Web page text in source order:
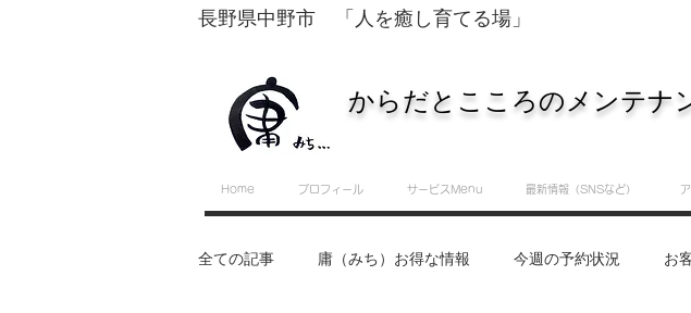
長野県中野市 「人を癒し育てる場」
からだとこころのメンテ
Home プロフィール サービスMenu 最新情報（SNSなど）
全ての記事 庸（みち）お得な情報 今週の予約状況 お